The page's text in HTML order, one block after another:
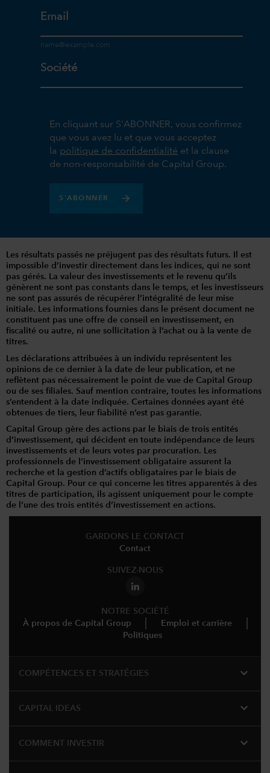
Email
Société
En cliquant sur S'ABONNER, vous confirmez
que vous avez lu et que vous acceptez
la politique de confidentialité et la clause
de non-responsabilité de Capital Group.
S'ABONNER
Les résultats passés ne préjugent pas des résultats futurs. Il est
impossible d’investir directement dans les indices, qui ne sont
pas gérés. La valeur des investissements et le revenu qu’ils
génèrent ne sont pas constants dans le temps, et les investisseurs
ne sont pas assurés de récupérer l’intégralité de leur mise
initiale. Les informations fournies dans le présent document ne
constituent pas une offre de conseil en investissement, en
fiscalité ou autre, ni une sollicitation à l’achat ou à la vente de
titres.
Les déclarations attribuées à un individu représentent les
opinions de ce dernier à la date de leur publication, et ne
reflètent pas nécessairement le point de vue de Capital Group
ou de ses filiales. Sauf mention contraire, toutes les informations
s’entendent à la date indiquée. Certaines données ayant été
obtenues de tiers, leur fiabilité n’est pas garantie.
Capital Group gère des actions par le biais de trois entités
d’investissement, qui décident en toute indépendance de leurs
investissements et de leurs votes par procuration. Les
professionnels de l’investissement obligataire assurent la
recherche et la gestion d’actifs obligataires par le biais de
Capital Group. Pour ce qui concerne les titres apparentés à des
titres de participation, ils agissent uniquement pour le compte
de l’une des trois entités d’investissement en actions.
GARDONS LE CONTACT
Contact
SUIVEZ-NOUS
NOTRE SOCIÉTÉ
À propos de Capital Group
Emploi et carrière
Politiques
COMPÉTENCES ET STRATÉGIES expand_more
CAPITAL IDEAS expand_more
COMMENT INVESTIR expand_more